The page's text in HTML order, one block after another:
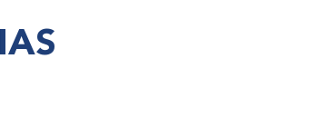
Federación Mundial de Hemofilia (FMH) y su
Programa de Ayuda Humanitaria salvo su vida.